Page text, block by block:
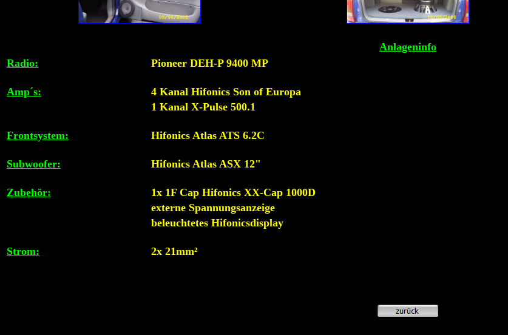
Anlageninfo
Radio:
Pioneer DEH-P 9400 MP
Amp´s:
4 Kanal Hifonics Son of Europa
1 Kanal X-Pulse 500.1
Frontsystem: Hifonics Atlas ATS 6.2C
Subwoofer: Hifonics Atlas ASX 12"
Zubehör:
1x 1F Cap Hifonics XX-Cap 1000D
externe Spannungsanzeige
beleuchtetes Hifonicsdisplay
Strom: 2x 21mm²